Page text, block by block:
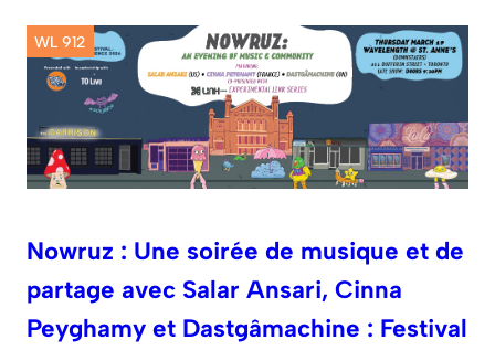
WL 912
Nowruz : Une soirée de musique et de
partage avec Salar Ansari, Cinna
Peyghamy et Dastgâmachine : Festival